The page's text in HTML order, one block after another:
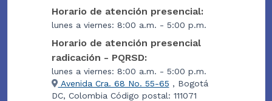
Horario de atención presencial:
lunes a viernes: 8:00 a.m. - 5:00 p.m.
Horario de atención presencial
radicación - PQRSD:
lunes a viernes: 8:00 a.m. - 5:00 p.m.
Avenida Cra. 68 No. 55-65 , Bogotá
DC, Colombia Código postal: 111071